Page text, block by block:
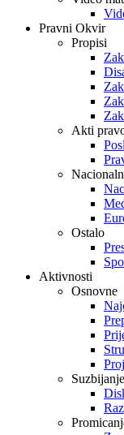
Pravni Okvir
Propisi
Akti
Ostalo
Aktivnosti
Osnovne